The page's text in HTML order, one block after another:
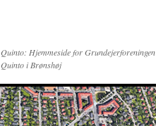
Quinto: Hjemmeside for Grundejerforeningen
Quinto i Brønshøj